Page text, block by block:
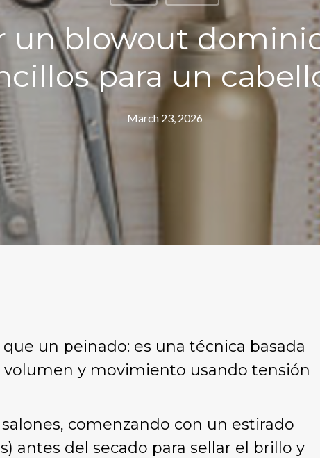
un blowout
para un
March 23, 2026
un peinado: es una técnica basada
volumen y movimiento usando tensión
comenzando con un estirado
antes del secado para sellar el brillo y